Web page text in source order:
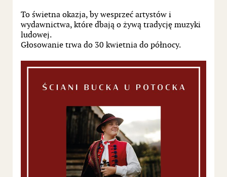
To świetna okazja, by wesprzeć artystów i
wydawnictwa, które dbają o żywą tradycję muzyki
ludowej.
Głosowanie trwa do 30 kwietnia do północy.